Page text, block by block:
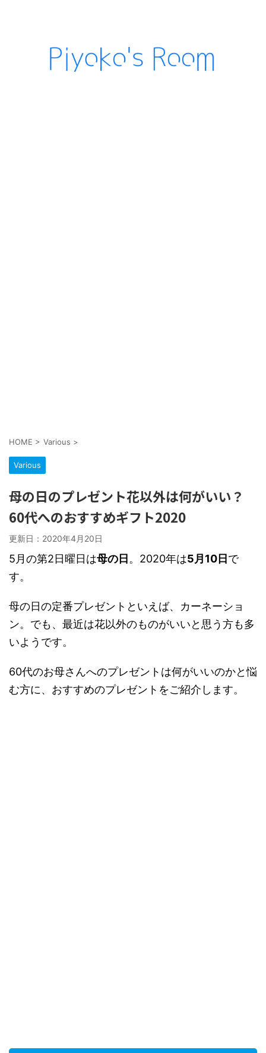
HOME > Various >
Various
母の日のプレゼント花以外は何がいい？
60代へのおすすめギフト2020
更新日： 2020年4月20日
5月の第2日曜日は母の日 。2020年は5月10日 で
す。
母の日の定番プレゼントといえば、カーネーショ
ン。でも、最近は花以外のものがいいと思う方も多
いようです。
60代のお母さんへのプレゼントは何がいいのかと悩
む方に、おすすめのプレゼントをご紹介します。